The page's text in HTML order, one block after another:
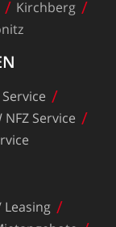
Kirchberg
Service
NFZ Service
Leasing